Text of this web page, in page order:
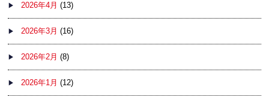
2026年4月 (13)
2026年3月 (16)
2026年2月 (8)
2026年1月 (12)